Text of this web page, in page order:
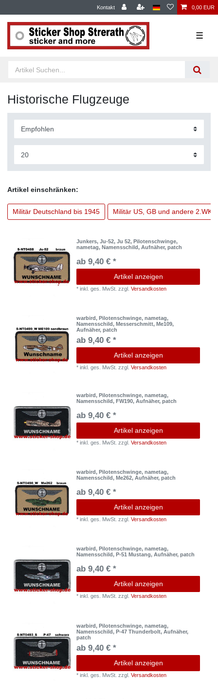
Kontakt 0,00 EUR
☰
Historische Flugzeuge
Artikel einschränken:
Militär Deutschland bis 1945 Militär US, GB und andere 2.WK
Junkers, Ju-52, Ju 52, Pilotenschwinge,
nametag, Namensschild, Aufnäher, patch
ab 9,40 € *
Artikel anzeigen
*inkl. ges. MwSt. zzgl.Versandkosten
warbird, Pilotenschwinge, nametag,
Namensschild, Messerschmitt, Me109,
Aufnäher, patch
ab 9,40 € *
Artikel anzeigen
*inkl. ges. MwSt. zzgl.Versandkosten
warbird, Pilotenschwinge, nametag,
Namensschild, FW190, Aufnäher, patch
ab 9,40 € *
Artikel anzeigen
*inkl. ges. MwSt. zzgl.Versandkosten
warbird, Pilotenschwinge, nametag,
Namensschild, Me262, Aufnäher, patch
ab 9,40 € *
Artikel anzeigen
*inkl. ges. MwSt. zzgl.Versandkosten
warbird, Pilotenschwinge, nametag,
Namensschild, P-51 Mustang, Aufnäher, patch
ab 9,40 € *
Artikel anzeigen
*inkl. ges. MwSt. zzgl.Versandkosten
warbird, Pilotenschwinge, nametag,
Namensschild, P-47 Thunderbolt, Aufnäher,
patch
ab 9,40 € *
Artikel anzeigen
*inkl. ges. MwSt. zzgl.Versandkosten